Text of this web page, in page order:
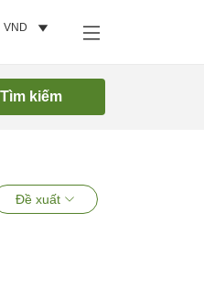
VND
Tìm kiếm
Đề xuất